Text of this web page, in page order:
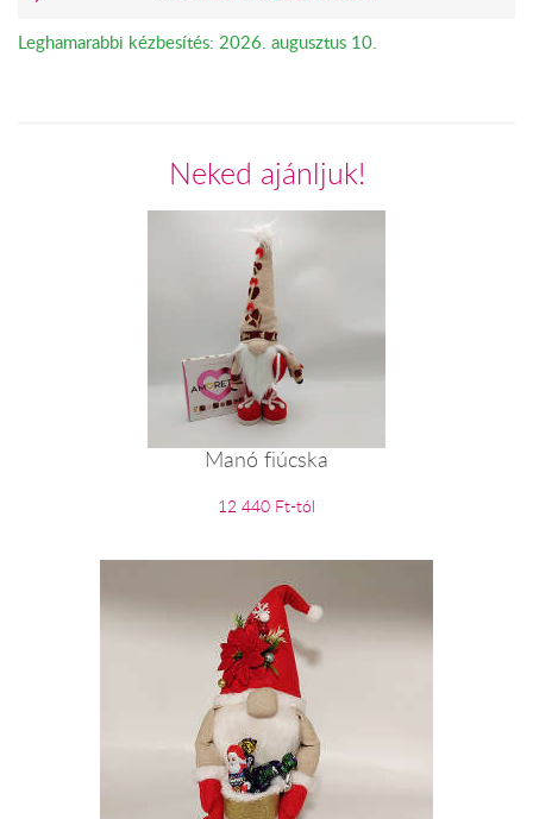
Leghamarabbi kézbesítés: 2026. augusztus 10.
Neked ajánljuk!
Manó fiúcska
12 440 Ft-tól